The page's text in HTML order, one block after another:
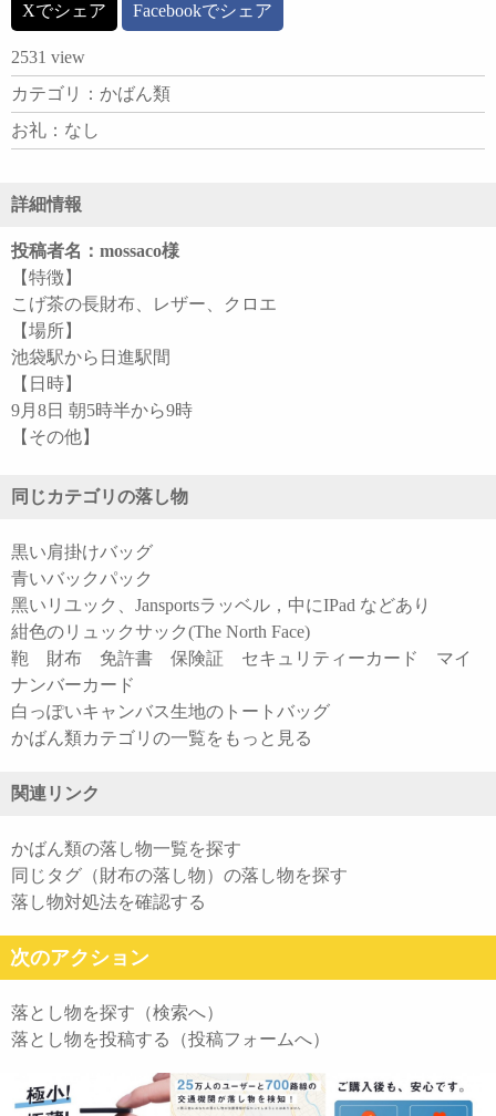
Xでシェア Facebookでシェア
2531 view
カテゴリ：かばん類
お礼：なし
詳細情報
投稿者名：mossaco様
【特徴】
こげ茶の長財布、レザー、クロエ
【場所】
池袋駅から日進駅間
【日時】
9月8日 朝5時半から9時
【その他】
同じカテゴリの落し物
黒い肩掛けバッグ
青いバックパック
黑いリユック、Jansportsラッベル，中にIPad などあり
紺色のリュックサック(The North Face)
鞄 財布 免許書 保険証 セキュリティーカード マイ
ナンバーカード
白っぽいキャンバス生地のトートバッグ
かばん類カテゴリの一覧をもっと見る
関連リンク
かばん類の落し物一覧を探す
同じタグ（財布の落し物）の落し物を探す
落し物対処法を確認する
次のアクション
落とし物を探す（検索へ）
落とし物を投稿する（投稿フォームへ）